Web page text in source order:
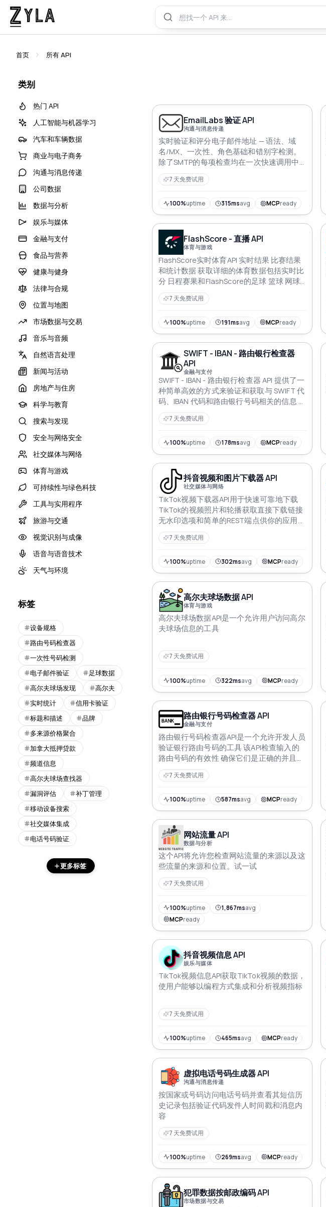
首页 所有 API
类别
热门 API
人工智能与机器学习
汽车和车辆数据
商业与电子商务
沟通与消息传递
公司数据
数据与分析
娱乐与媒体
金融与支付
食品与营养
健康与健身
法律与合规
位置与地图
市场数据与交易
音乐与音频
自然语言处理
新闻与活动
房地产与住房
科学与教育
搜索与发现
安全与网络安全
社交媒体与网络
体育与游戏
可持续性与绿色科技
工具与实用程序
旅游与交通
视觉识别与成像
语音与语音技术
天气与环境
标签
设备规格
路由号码检查器
一次性号码检测
电子邮件验证
足球数据
高尔夫球场发现
高尔夫
实时统计
信用卡验证
标题和描述
品牌
多来源价格聚合
加拿大抵押贷款
频道信息
高尔夫球场查找器
漏洞评估
补丁管理
移动设备搜索
社交媒体集成
电话号码验证
更多标签
EmailLabs 验证 API
沟通与消息传递
实时验证和评分电子邮件地址 — 语法、域
名/MX、一次性、角色基础和错别字检测。
除了SMTP的每项检查均在一次快速调用中
完成
7 天免费试用
100%uptime 315msavg MCPready
FlashScore - 直播 API
体育与游戏
FlashScore实时体育API 实时结果 比赛结果
和统计数据 获取详细的体育数据包括实时比
分 日程赛果和FlashScore的足球 篮球 网球
等统计数据
7 天免费试用
100%uptime 191msavg MCPready
SWIFT - IBAN - 路由银行检查器
API
金融与支付
SWIFT - IBAN - 路由银行检查器 API 提供了一
种简单高效的方式来验证和获取与 SWIFT 代
码、IBAN 代码和路由银行号码相关的信息 通
过该 API 您可以快速验证和确认银行信息的
准确性 有助于简化金融交易并减少错误
7 天免费试用
100%uptime 178msavg MCPready
抖音视频和图片下载器 API
社交媒体与网络
TikTok视频下载器API用于快速可靠地下载
TikTok的视频照片和轮播获取直接下载链接
无水印选项和简单的REST端点供你的应用使
用
7 天免费试用
100%uptime 302msavg MCPready
高尔夫球场数据 API
体育与游戏
高尔夫球场数据API是一个允许用户访问高尔
夫球场信息的工具
7 天免费试用
100%uptime 322msavg MCPready
路由银行号码检查器 API
金融与支付
路由银行号码检查器API是一个允许开发人员
验证银行路由号码的工具 该API检查输入的
路由号码的有效性 确保它们是正确的并且属
于合法银行 可以集成到银行或金融软件应用
程序中以防止欺诈和交易错误
7 天免费试用
100%uptime 587msavg MCPready
网站流量 API
数据与分析
这个API将允许您检查网站流量的来源以及这
些流量的来源和位置。试一试
7 天免费试用
100%uptime 1,867msavg
MCPready
抖音视频信息 API
娱乐与媒体
TikTok视频信息API获取TikTok视频的数据，
使用户能够以编程方式集成和分析视频指标
7 天免费试用
100%uptime 465msavg MCPready
虚拟电话号码生成器 API
沟通与消息传递
按国家或号码访问电话号码并查看其短信历
史记录包括验证代码发件人时间戳和消息内
容
7 天免费试用
100%uptime 269msavg MCPready
犯罪数据按邮政编码 API
市场数据与交易